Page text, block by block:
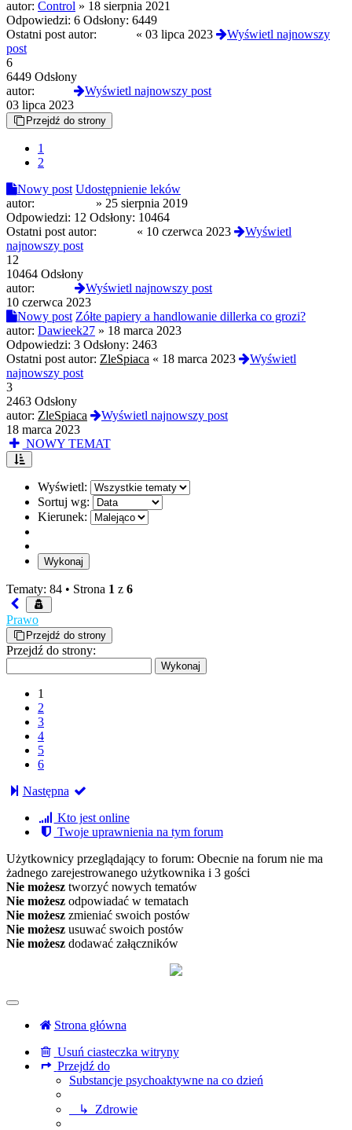
autor: Control » 18 sierpnia 2021
Odpowiedzi: 6 Odsłony: 6449
Ostatni post autor:
« 03 lipca 2023
Wyświetl najnowszy
post
6
6449 Odsłony
autor:
Wyświetl najnowszy post
03 lipca 2023
Przejdź do strony
1
2
Nowy post Udostępnienie leków
autor:
» 25 sierpnia 2019
Odpowiedzi: 12 Odsłony: 10464
Ostatni post autor:
« 10 czerwca 2023
Wyświetl
najnowszy post
12
10464 Odsłony
autor:
Wyświetl najnowszy post
10 czerwca 2023
Nowy post Zółte papiery a handlowanie dillerka co grozi?
autor: Dawieek27 » 18 marca 2023
Odpowiedzi: 3 Odsłony: 2463
Ostatni post autor: ZleSpiaca « 18 marca 2023
Wyświetl
najnowszy post
3
2463 Odsłony
autor: ZleSpiaca
Wyświetl najnowszy post
18 marca 2023
NOWY TEMAT
Wyświetl:
Sortuj wg:
Kierunek:
Tematy: 84 • Strona 1 z 6
Prawo
Przejdź do strony
Przejdź do strony:
1
2
3
4
5
6
Następna
Kto jest online
Twoje uprawnienia na tym forum
Użytkownicy przeglądający to forum: Obecnie na forum nie ma
żadnego zarejestrowanego użytkownika i 3 gości
Nie możesz tworzyć nowych tematów
Nie możesz odpowiadać w tematach
Nie możesz zmieniać swoich postów
Nie możesz usuwać swoich postów
Nie możesz dodawać załączników
Strona główna
Usuń ciasteczka witryny
Przejdź do
Substancje psychoaktywne na co dzień
↳ Zdrowie